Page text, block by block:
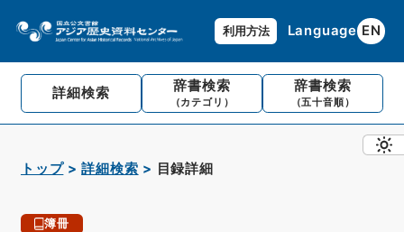
利用方法 Language EN
詳細検索 辞書検索
（カテゴリ）
辞書検索
（五十音順）
トップ 詳細検索 目録詳細
簿冊